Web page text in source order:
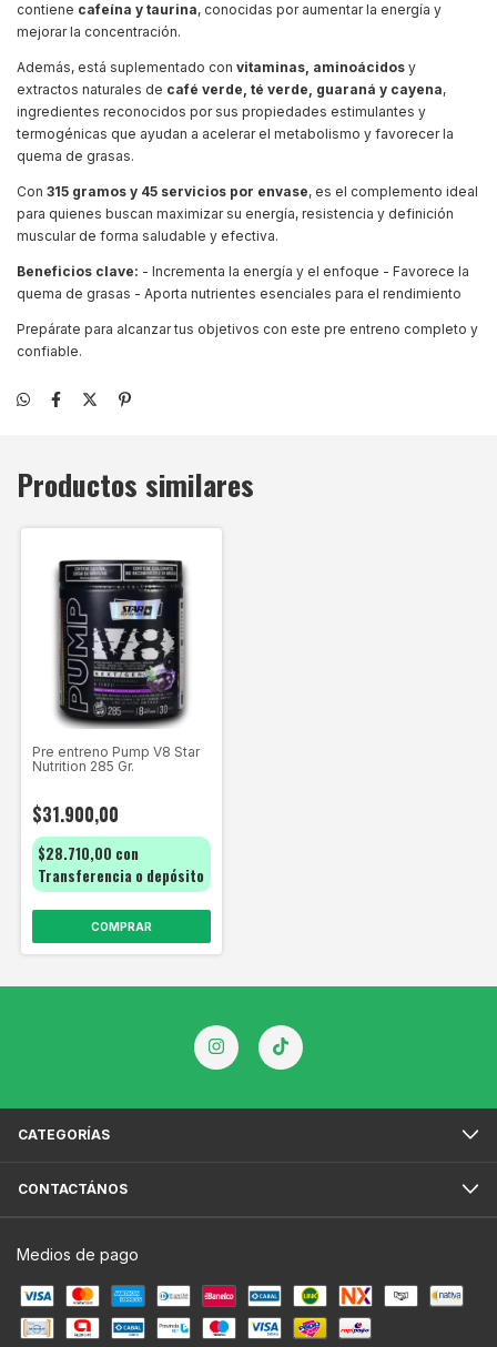
contiene cafeína y taurina, conocidas por aumentar la energía y
mejorar la concentración.
Además, está suplementado con vitaminas, aminoácidos y
extractos naturales de café verde, té verde, guaraná y cayena,
ingredientes reconocidos por sus propiedades estimulantes y
termogénicas que ayudan a acelerar el metabolismo y favorecer la
quema de grasas.
Con 315 gramos y 45 servicios por envase, es el complemento ideal
para quienes buscan maximizar su energía, resistencia y definición
muscular de forma saludable y efectiva.
Beneficios clave: - Incrementa la energía y el enfoque - Favorece la
quema de grasas - Aporta nutrientes esenciales para el rendimiento
Prepárate para alcanzar tus objetivos con este pre entreno completo y
confiable.
Productos similares
Pre entreno Pump V8 Star
Nutrition 285 Gr.
$31.900,00
$28.710,00 con
Transferencia o depósito
COMPRAR
CATEGORÍAS
CONTACTÁNOS
Medios de pago